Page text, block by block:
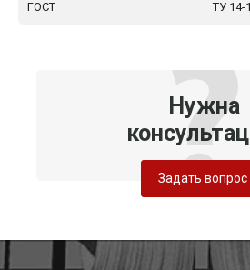
ГОСТ ТУ 14-
Нужна
Задать вопрос